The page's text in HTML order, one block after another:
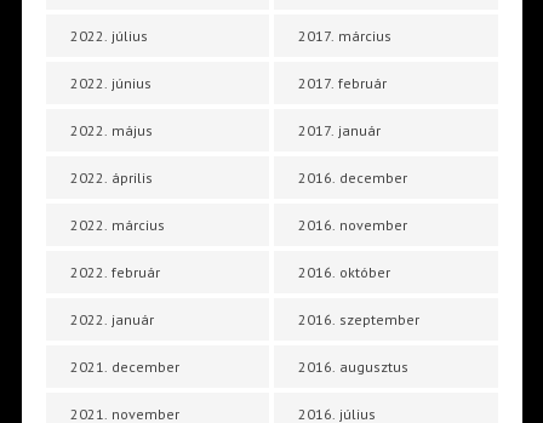
2022. július
2022. június
2022. május
2022. április
2022. március
2022. február
2022. január
2021. december
2021. november
2017. március
2017. február
2017. január
2016. december
2016. november
2016. október
2016. szeptember
2016. augusztus
2016. július